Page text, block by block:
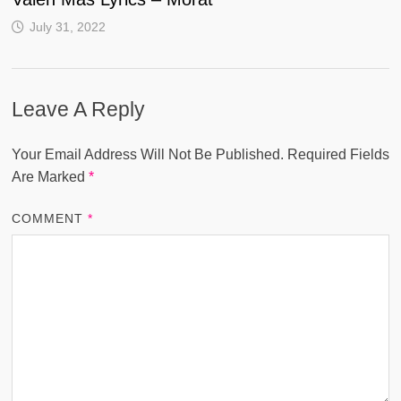
July 31, 2022
Leave A Reply
Your Email Address Will Not Be Published. Required Fields
Are Marked *
COMMENT*